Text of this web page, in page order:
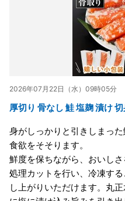
2026年07月22日（水）09時05分
厚切り 骨なし 鮭 塩麹 漬け
身がしっかりと引きしまっ
食欲をそそります。
鮮度を保ちながら、おいし
処理カットを行い、冷凍す
し上がりいただけます。丸